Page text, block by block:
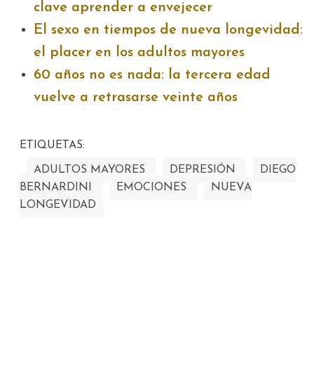
clave aprender a envejecer
El sexo en tiempos de nueva longevidad:
el placer en los adultos mayores
60 años no es nada: la tercera edad
vuelve a retrasarse veinte años
ETIQUETAS:
ADULTOS MAYORES DEPRESIÓN
DIEGO
BERNARDINI
EMOCIONES
NUEVA
LONGEVIDAD